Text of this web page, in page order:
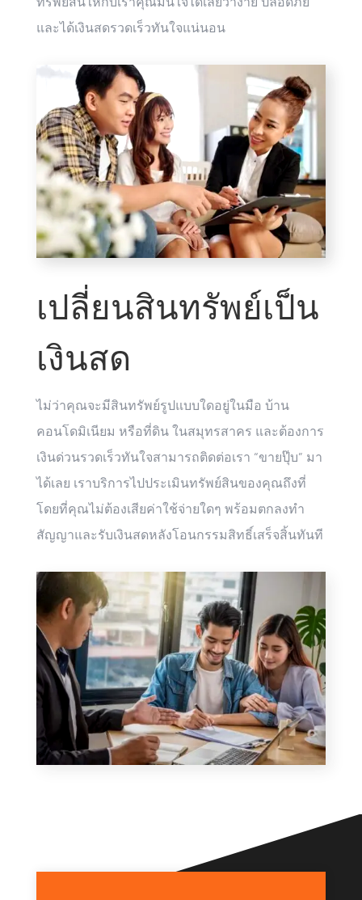
และได้เงินสดรวดเร็วทันใจแน่นอน
เปลี่ยนสินทรัพย์เป็น
เงินสด
ไม่ว่าคุณจะมีสินทรัพย์รูปแบบใดอยู่ในมือ บ้าน
คอนโดมิเนียม หรือที่ดิน ในสมุทรสาคร และต้องการ
เงินด่วนรวดเร็วทันใจสามารถติดต่อเรา “ขายปุ๊บ” มา
ได้เลย เราบริการไปประเมินทรัพย์สินของคุณถึงที่
โดยที่คุณไม่ต้องเสียค่าใช้จ่ายใดๆ พร้อมตกลงทำ
สัญญาและรับเงินสดหลังโอนกรรมสิทธิ์เสร็จสิ้นทันที